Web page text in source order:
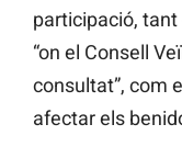
participació,
“on el Consell
consultat”, com
afectar els